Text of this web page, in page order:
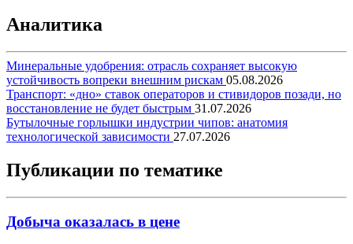
Аналитика
Минеральные удобрения: отрасль сохраняет высокую
устойчивость вопреки внешним рискам 05.08.2026
Транспорт: «дно» ставок операторов и стивидоров позади, но
восстановление не будет быстрым 31.07.2026
Бутылочные горлышки индустрии чипов: анатомия
технологической зависимости 27.07.2026
Публикации по тематике
Добыча оказалась в цене